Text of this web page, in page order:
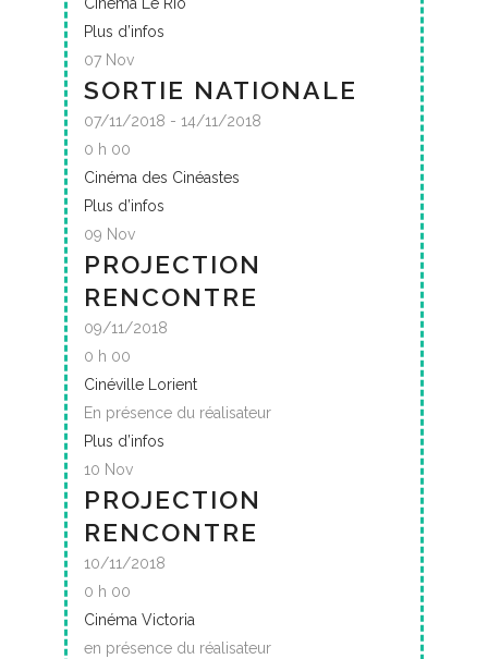
Cinéma Le Rio
Plus d’infos
07 Nov
SORTIE NATIONALE
07/11/2018 - 14/11/2018
0 h 00
Cinéma des Cinéastes
Plus d’infos
09 Nov
PROJECTION
RENCONTRE
09/11/2018
0 h 00
Cinéville Lorient
En présence du réalisateur
Plus d’infos
10 Nov
PROJECTION
RENCONTRE
10/11/2018
0 h 00
Cinéma Victoria
en présence du réalisateur